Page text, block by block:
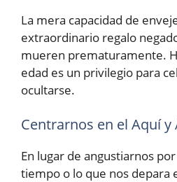
La mera capacidad de
extraordinario regalo
mueren prematuramente.
edad es un privilegio para
ocultarse.
Centrarnos en el Aquí y
En lugar de angustiarnos
tiempo o lo que nos depara